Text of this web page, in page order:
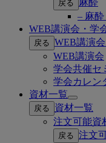
戻る
麻酔
– 麻酔
WEB講演会・学
戻る WEB講演
WEB講演会
学会共催セ
学会カレン
資材一覧
Open
submenu
戻る
資材一覧
注文可能資
戻る 注文